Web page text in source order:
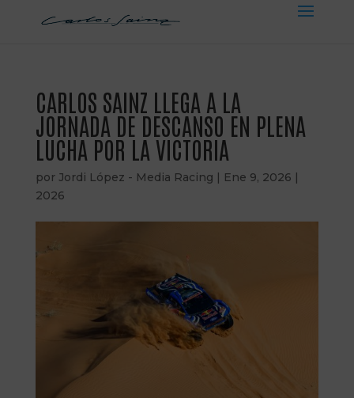
CARLOS SAINZ LLEGA A LA
JORNADA DE DESCANSO EN PLENA
LUCHA POR LA VICTORIA
por Jordi López - Media Racing | Ene 9, 2026 |
2026